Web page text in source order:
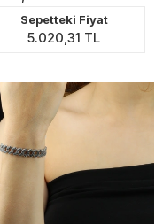
Sepetteki Fiyat
5.020,31 TL